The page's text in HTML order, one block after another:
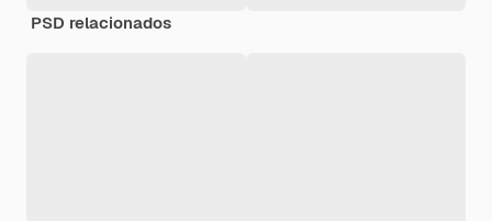
PSD relacionados